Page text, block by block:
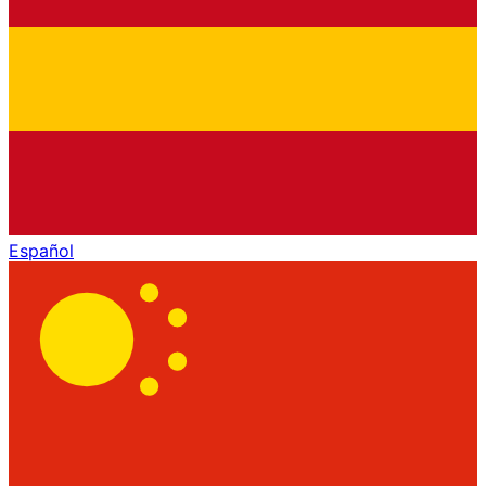
Español